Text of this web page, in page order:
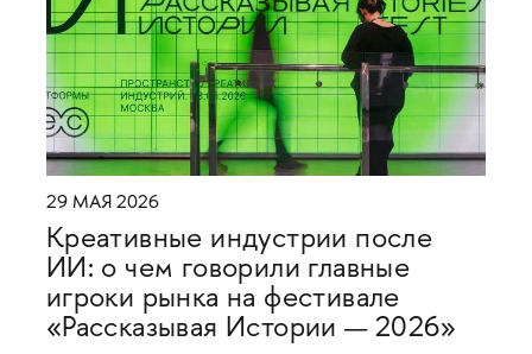
29 МАЯ 2026
Креативные индустрии после
ИИ: о чем говорили главные
игроки рынка на фестивале
«Рассказывая Истории — 2026»